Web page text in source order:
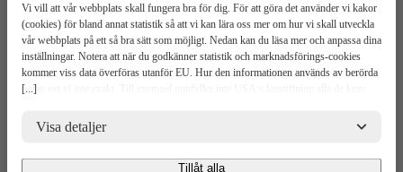
[...]
Vi vill att vår webbplats skall fungera bra för dig. För att göra det använder vi kakor
(cookies) för bland annat statistik så att vi kan lära oss mer om hur vi skall utveckla
vår webbplats på ett så bra sätt som möjligt. Nedan kan du läsa mer och anpassa dina
inställningar. Notera att när du godkänner statistik och marknadsförings-cookies
kommer viss data överföras utanför EU. Hur den informationen används av berörda
bolag vet vi inte exakt. Till exempel uppfyller inte USA:s lagstiftning alla de krav
risker för dina personuppgifter. De berörda bolagen måste lämna över uppgifter till
brottsbekämpande myndigheter i USA om de får en sådan begäran. Det kan dock
gällande eventuella personuppgifter som de brottsbekämpande myndigheterna har
Visa detaljer
Tillåt alla
Filter Mer information
3M 6035 P3
Produkter